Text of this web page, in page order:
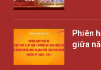
Phiên
giữa